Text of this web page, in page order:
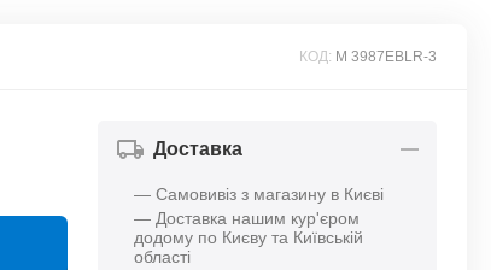
КОД: M 3987EBLR-3
Доставка
— Самовивіз з магазину в Києві
— Доставка нашим кур'єром
додому по Києву та Київській
області